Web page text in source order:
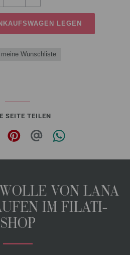
LEGEN
Wunschliste
SEITE TEILEN
VON LANA
IM FILATI-
SHOP